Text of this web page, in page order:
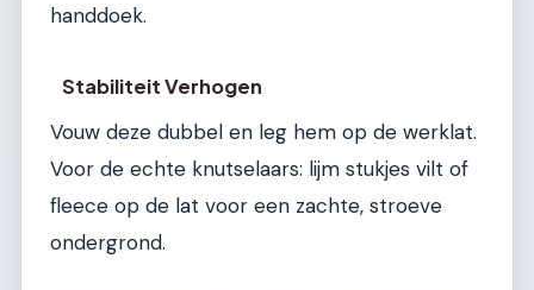
handdoek.
Stabiliteit Verhogen
Vouw deze dubbel en leg hem op de werklat.
Voor de echte knutselaars: lijm stukjes vilt of
fleece op de lat voor een zachte, stroeve
ondergrond.